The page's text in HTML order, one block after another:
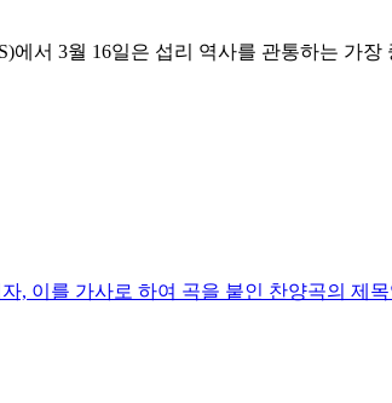
서 3월 16일은 섭리 역사를 관통하는 가
, 이를 가사로 하여 곡을 붙인 찬양곡의 제